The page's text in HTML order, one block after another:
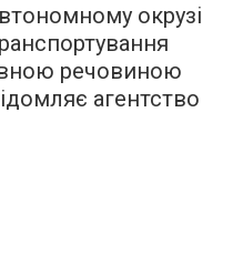
окрузі
речовиною
агентство